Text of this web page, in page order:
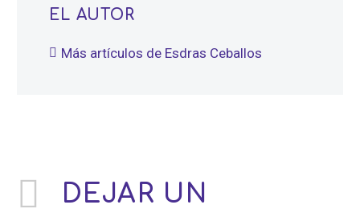
EL AUTOR
Más artículos de Esdras Ceballos
DEJAR UN